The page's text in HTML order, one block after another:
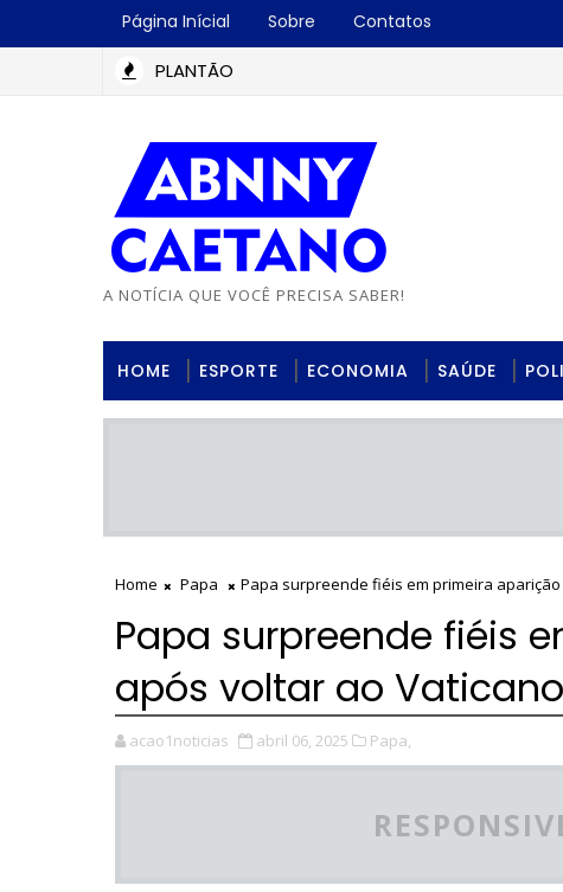
Página Inícial Sobre Contatos
PLANTÃO
A NOTÍCIA QUE VOCÊ PRECISA SABER!
HOME ESPORTE ECONOMIA SAÚDE
Home Papa Papa surpreende fiéis em primeira
Papa surpreende fiéis
após voltar ao Vaticano
acao1noticias abril 06, 2025 Papa,